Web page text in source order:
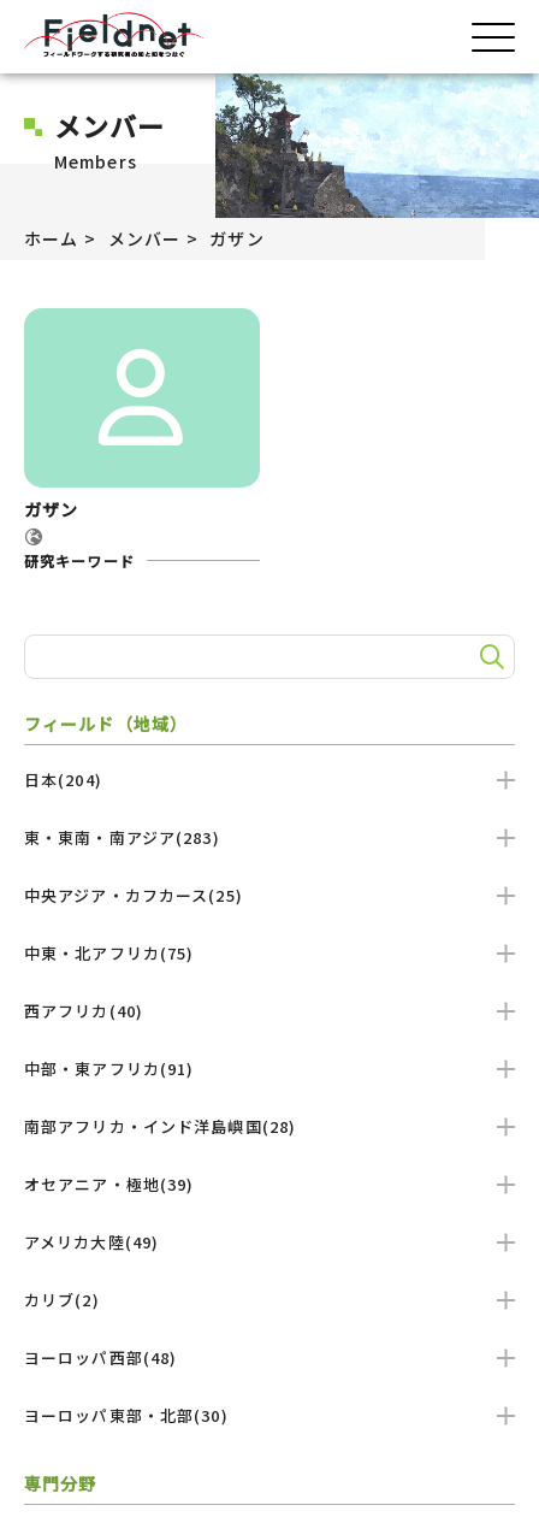
メンバー
Members
ホーム メンバー ガザン
ガザン
研究キーワード
フィールド（地域）
日本(204)
東・東南・南アジア(283)
中央アジア・カフカース(25)
中東・北アフリカ(75)
西アフリカ(40)
中部・東アフリカ(91)
南部アフリカ・インド洋島嶼国(28)
オセアニア・極地(39)
アメリカ大陸(49)
カリブ(2)
ヨーロッパ西部(48)
ヨーロッパ東部・北部(30)
専門分野